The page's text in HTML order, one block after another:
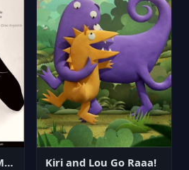
Canto Para Minha Morte Kiri and Lou Go Raaa!